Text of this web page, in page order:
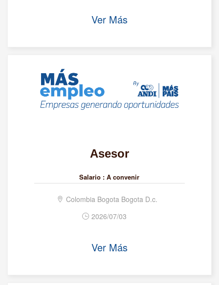
Ver Más
Asesor
Salario : A convenir
Colombia Bogota Bogota D.c.
2026/07/03
Ver Más